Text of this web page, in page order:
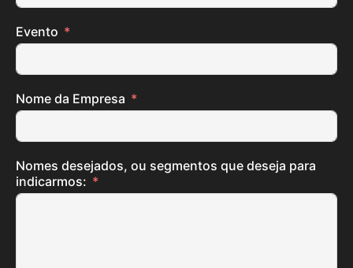
Evento
Nome da Empresa
Nomes desejados, ou segmentos que deseja para
indicarmos: